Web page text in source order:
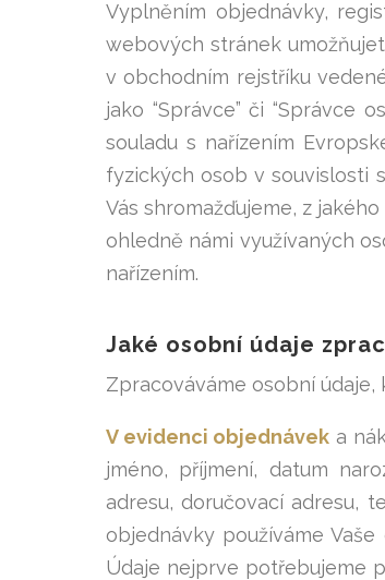
Vyplněním objednávky,
webových stránek
v obchodním rejstříku
jako “Správce” či “Správce
souladu s nařízením
fyzických osob v souvislosti
Vás shromažďujeme, z
ohledně námi využívaných
nařízením.
Jaké osobní údaje
Zpracováváme osobní
V evidenci objednávek a
jméno, příjmení, datum
adresu, doručovací adresu,
objednávky používáme
Údaje nejprve potřebujeme